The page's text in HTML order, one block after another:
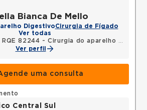
Bianca De Mello
DigestivoCirurgia de Fígado
Ver todas
RQE 82244 - Cirurgia do aparelho digestivo
Ver perfil
uma consulta
Central Sul